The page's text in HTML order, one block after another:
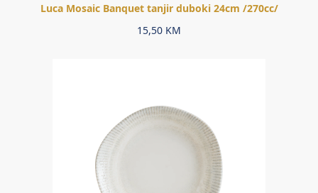
Luca Mosaic Banquet tanjir duboki 24cm /270cc/
15,50 KM